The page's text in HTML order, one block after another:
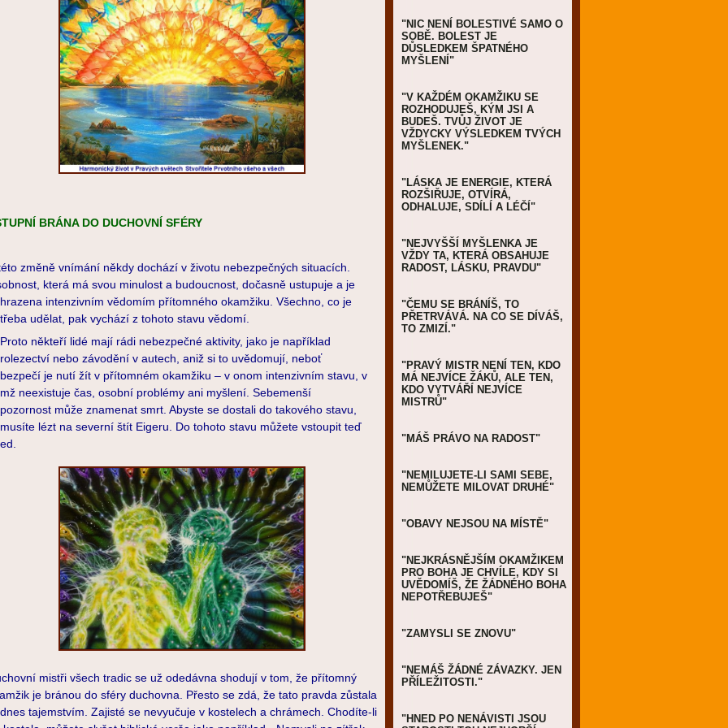
BRÁNA DO DUCHOVNÍ SFÉRY
změně vnímání někdy dochází v životu nebezpečných situacích.
která má svou minulost a budoucnost, dočasně ustupuje a je
intenzivním vědomím přítomného okamžiku. Všechno, co je
udělat, pak vychází z tohoto stavu vědomí.
někteří lidé mají rádi nebezpečné aktivity, jako je například
nebo závodění v autech, aniž si to uvědomují, neboť
je nutí žít v přítomném okamžiku – v onom intenzivním stavu, v
neexistuje čas, osobní problémy ani myšlení. Sebemenší
může znamenat smrt. Abyste se dostali do takového stavu,
lézt na severní štít Eigeru. Do tohoto stavu můžete vstoupit teď
mistři všech tradic se už odedávna shodují v tom, že přítomný
je bránou do sféry duchovna. Přesto se zdá, že tato pravda zůstala
tajemstvím. Zajisté se nevyučuje v kostelech a chrámech. Chodíte-li
"NIC NENÍ BOLESTIVÉ SAMO O
SOBĚ. BOLEST JE
DŮSLEDKEM ŠPATNÉHO
MYŠLENÍ"
"V KAŽDÉM OKAMŽIKU SE
ROZHODUJEŠ, KÝM JSI A
BUDEŠ. TVŮJ ŽIVOT JE
VŽDYCKY VÝSLEDKEM TVÝCH
MYŠLENEK."
"LÁSKA JE ENERGIE, KTERÁ
ROZŠIŘUJE, OTVÍRÁ,
ODHALUJE, SDÍLÍ A LÉČÍ"
"NEJVYŠŠÍ MYŠLENKA JE
VŽDY TA, KTERÁ OBSAHUJE
RADOST, LÁSKU, PRAVDU"
"ČEMU SE BRÁNÍŠ, TO
PŘETRVÁVÁ. NA CO SE DÍVÁŠ,
TO ZMIZÍ."
"PRAVÝ MISTR NENÍ TEN, KDO
MÁ NEJVÍCE ŽÁKŮ, ALE TEN,
KDO VYTVÁŘÍ NEJVÍCE
MISTRŮ"
"MÁŠ PRÁVO NA RADOST"
"NEMILUJETE-LI SAMI SEBE,
NEMŮŽETE MILOVAT DRUHÉ"
"OBAVY NEJSOU NA MÍSTĚ"
"NEJKRÁSNĚJŠÍM OKAMŽIKEM
PRO BOHA JE CHVÍLE, KDY SI
UVĚDOMÍŠ, ŽE ŽÁDNÉHO BOHA
NEPOTŘEBUJEŠ"
"ZAMYSLI SE ZNOVU"
"NEMÁŠ ŽÁDNÉ ZÁVAZKY. JEN
PŘÍLEŽITOSTI."
"HNED PO NENÁVISTI JSOU